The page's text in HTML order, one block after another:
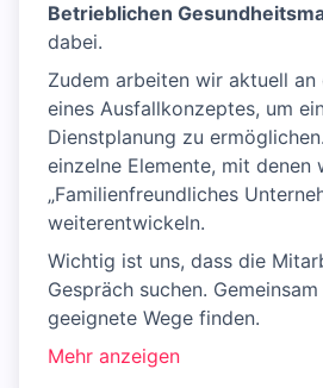
Betrieblichen
dabei.
Zudem arbeiten wir aktuell
eines Ausfallkonzeptes, um
Dienstplanung zu
einzelne Elemente, mit denen
„Familienfreundliches
weiterentwickeln.
Wichtig ist uns, dass die
Gespräch suchen.
geeignete Wege finden.
Mehr anzeigen